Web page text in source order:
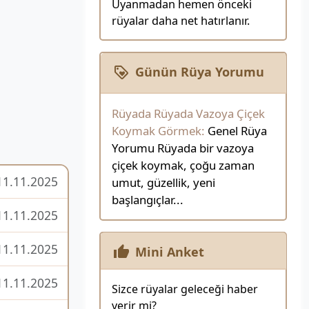
Uyanmadan hemen önceki
rüyalar daha net hatırlanır.
Günün Rüya Yorumu
Rüyada Rüyada Vazoya Çiçek
Koymak Görmek: Genel Rüya
Yorumu Rüyada bir vazoya
çiçek koymak, çoğu zaman
umut, güzellik, yeni
başlangıçlar...
Mini Anket
Sizce rüyalar geleceği haber
verir mi?